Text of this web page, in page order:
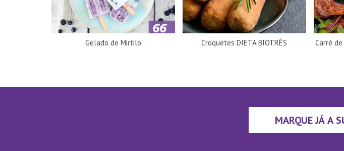
Gelado de Mirtilo Croquetes DIETA BIOTRÊS Carré
MARQUE JÁ A